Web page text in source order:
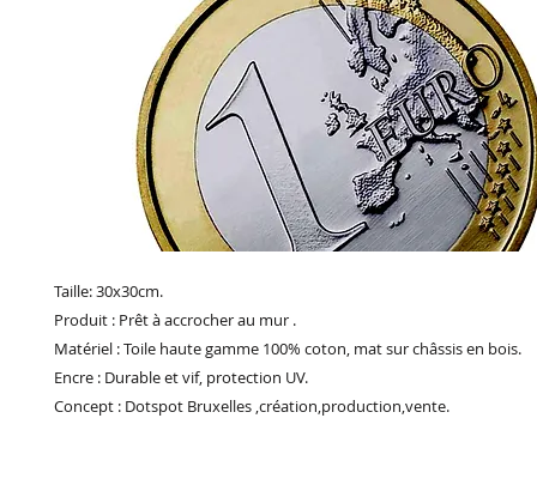
Taille: 30x30cm.
Produit : Prêt à accrocher au mur .
Matériel : Toile haute gamme 100% coton, mat sur châssis en bois.
Encre : Durable et vif, protection UV.
Concept : Dotspot Bruxelles ,création,production,vente.